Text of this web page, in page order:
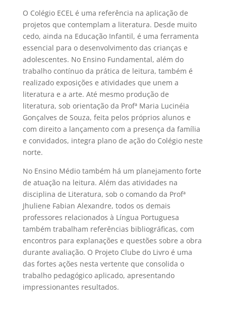
O Colégio ECEL é uma referência na aplicação de
projetos que contemplam a literatura. Desde muito
cedo, ainda na Educação Infantil, é uma ferramenta
essencial para o desenvolvimento das crianças e
adolescentes. No Ensino Fundamental, além do
trabalho contínuo da prática de leitura, também é
realizado exposições e atividades que unem a
literatura e a arte. Até mesmo produção de
literatura, sob orientação da Profª Maria Lucinéia
Gonçalves de Souza, feita pelos próprios alunos e
com direito a lançamento com a presença da família
e convidados, integra plano de ação doColégio neste
norte.
No Ensino Médio também há um planejamento forte
de atuação na leitura. Além das atividades na
disciplina de Literatura, sob o comando da Profª
Jhuliene Fabian Alexandre, todos os demais
professores relacionados à Língua Portuguesa
também trabalham referências bibliográficas, com
encontros para explanações e questões sobre a obra
durante avaliação. O Projeto Clube do Livro é uma
das fortes ações nesta vertente que consolida o
trabalho pedagógico aplicado, apresentando
impressionantes resultados.